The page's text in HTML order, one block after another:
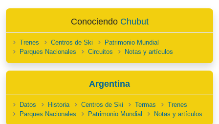
Conociendo Chubut
Trenes Centros de Ski
Patrimonio Mundial
Parques Nacionales
Circuitos Notas y artículos
Argentina
Datos Historia Centros de Ski Termas
Trenes
Parques Nacionales
Patrimonio Mundial Notas y artículos